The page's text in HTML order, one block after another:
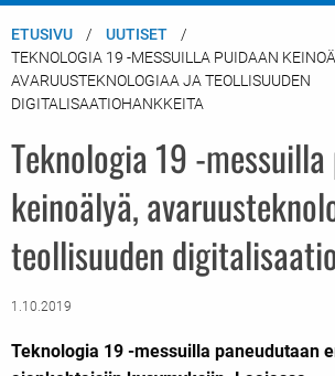
ETUSIVU
UUTISET
TEKNOLOGIA 19 -MESSUILLA PUIDAAN
AVARUUSTEKNOLOGIAA JA TEOLLISUUDEN
DIGITALISAATIOHANKKEITA
Teknologia 19 -
keinoälyä,
teollisuuden
1.10.2019
Teknologia 19 -messuilla paneudutaan